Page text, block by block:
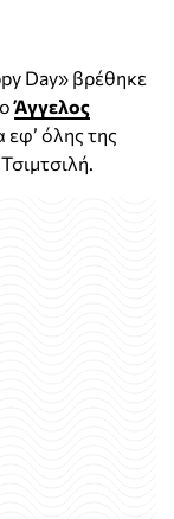
Day» βρέθηκε
οΆγγελος
όλης της